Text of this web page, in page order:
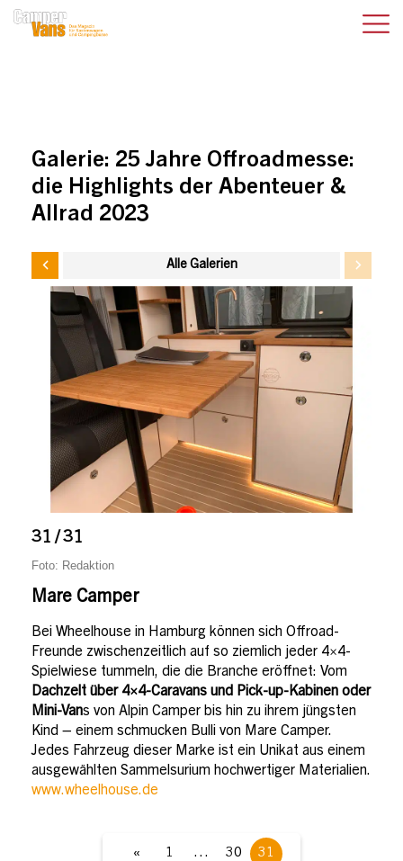
Galerie: 25 Jahre Offroadmesse:
die Highlights der Abenteuer &
Allrad 2023
Alle Galerien
31 / 31
Foto: Redaktion
Mare Camper
Bei Wheelhouse in Hamburg können sich Offroad-
Freunde zwischenzeitlich auf so ziemlich jeder 4×4-
Spielwiese tummeln, die die Branche eröffnet: Vom
Dachzelt über 4×4-Caravans und Pick-up-Kabinen oder
Mini-Vans von Alpin Camper bis hin zu ihrem jüngsten
Kind – einem schmucken Bulli von Mare Camper.
Jedes Fahrzeug dieser Marke ist ein Unikat aus einem
ausgewählten Sammelsurium hochwertiger Materialien.
www.wheelhouse.de
« 1 … 30 31